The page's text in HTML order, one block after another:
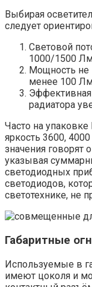
Выбирая
следует
Световой
1000/1500
Мощность не
менее 100
радиатора
Часто на
яркость 3600,
значения говорят
указывая
светодиодных
светодиодов,
светотехнике, не
Габаритные
Используемые в
имеют цоколя и